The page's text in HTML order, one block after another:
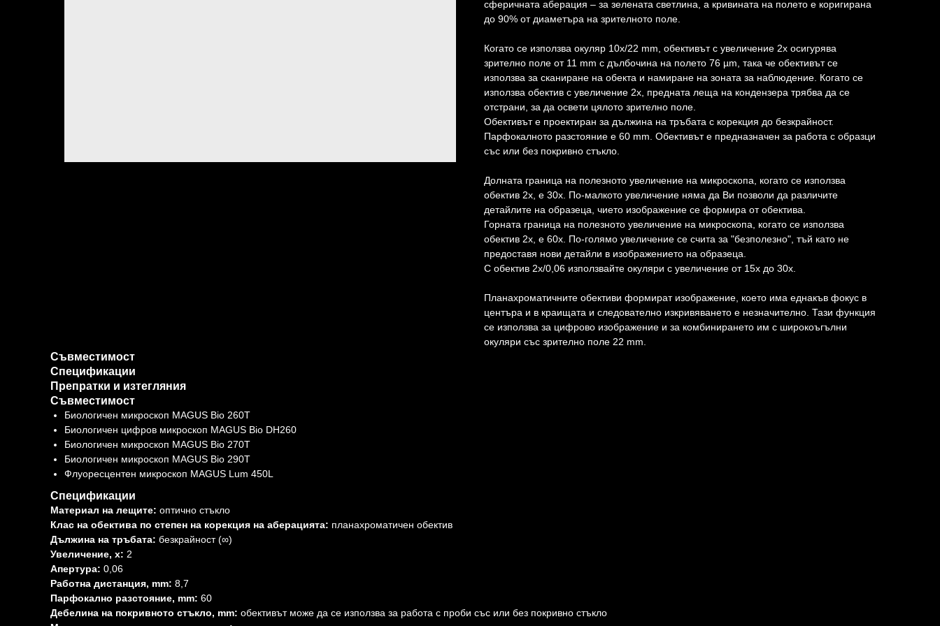
сферичната аберация – за зелената светлина, а кривината на полето е коригирана
до 90% от диаметъра на зрителното поле.
Когато се използва окуляр 10x/22 mm, обективът с увеличение 2x осигурява
зрително поле от 11 mm с дълбочина на полето 76 µm, така че обективът се
използва за сканиране на обекта и намиране на зоната за наблюдение. Когато се
използва обектив с увеличение 2x, предната леща на кондензера трябва да се
отстрани, за да освети цялото зрително поле.
Обективът е проектиран за дължина на тръбата с корекция до безкрайност.
Парфокалното разстояние е 60 mm. Обективът е предназначен за работа с образци
със или без покривно стъкло.
Долната граница на полезното увеличение на микроскопа, когато се използва
обектив 2x, е 30x. По-малкото увеличение няма да Ви позволи да различите
детайлите на образеца, чието изображение се формира от обектива.
Горната граница на полезното увеличение на микроскопа, когато се използва
обектив 2x, е 60x. По-голямо увеличение се счита за "безполезно", тъй като не
предоставя нови детайли в изображението на образеца.
С обектив 2x/0,06 използвайте окуляри с увеличение от 15x до 30x.
Планахроматичните обективи формират изображение, което има еднакъв фокус в
центъра и в краищата и следователно изкривяването е незначително. Тази функция
се използва за цифрово изображение и за комбинирането им с широкоъгълни
окуляри със зрително поле 22 mm.
Съвместимост
Спецификации
Препратки и изтегляния
Съвместимост
Биологичен микроскоп MAGUS Bio 260T
Биологичен цифров микроскоп MAGUS Bio DH260
Биологичен микроскоп MAGUS Bio 270T
Биологичен микроскоп MAGUS Bio 290T
Флуоресцентен микроскоп MAGUS Lum 450L
Спецификации
Материал на лещите: оптично стъкло
Клас на обектива по степен на корекция на аберацията: планахроматичен обектив
Дължина на тръбата: безкрайност (∞)
Увеличение, x: 2
Апертура: 0,06
Работна дистанция, mm: 8,7
Парфокално разстояние, mm: 60
Дебелина на покривното стъкло, mm: обективът може да се използва за работа с проби със или без покривно стъкло